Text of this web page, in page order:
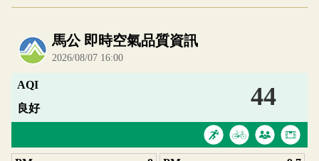
內嵌空氣品質小工具為視覺預覽，完整即時空